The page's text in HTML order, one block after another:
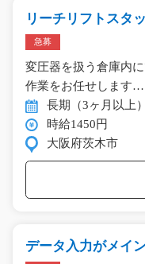
リーチリフトスタ
急募
変圧器を扱う倉庫内
作業をお任せします…
長期（3ヶ月以上）
時給1450円
大阪府茨木市
データ入力がメイ